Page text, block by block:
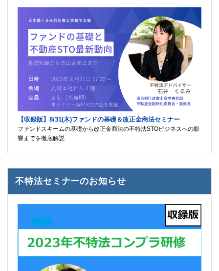
【収録版】8/31(木)ファンドの基礎＆改正金商法セミナー
ファンドスキームの基礎から改正金商法の不特法STOビジネスへの影
響までを徹底解説
不特法セミナーのお知らせ